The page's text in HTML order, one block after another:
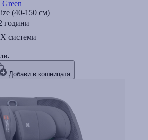
(40-150 cм)
години
системи
Добави в кошницата